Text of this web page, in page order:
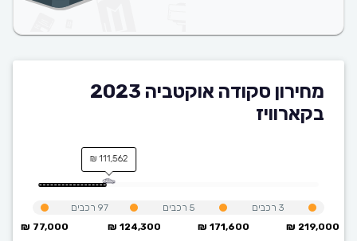
מחירון סקודה אוקטביה 2023
בקארוויז
111,562 ₪
77,000 ₪
97 רכבים
124,300 ₪
5 רכבים
171,600 ₪
3 רכבים
219,000 ₪